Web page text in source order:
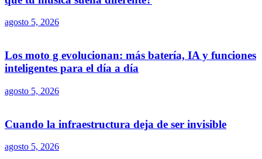
agosto 5, 2026
Los moto g evolucionan: más batería, IA y funciones
inteligentes para el día a día
agosto 5, 2026
Cuando la infraestructura deja de ser invisible
agosto 5, 2026